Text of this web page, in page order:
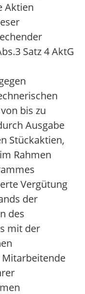
Aktien
Satz 4 AktG
bis zu
Ausgabe
Stückaktien,
Rahmen
Vergütung
der
des
mit der